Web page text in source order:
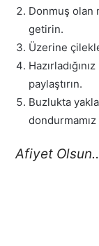
Donmuş olan
getirin.
Üzerine
paylaştırın.
Buzlukta
Afiyet